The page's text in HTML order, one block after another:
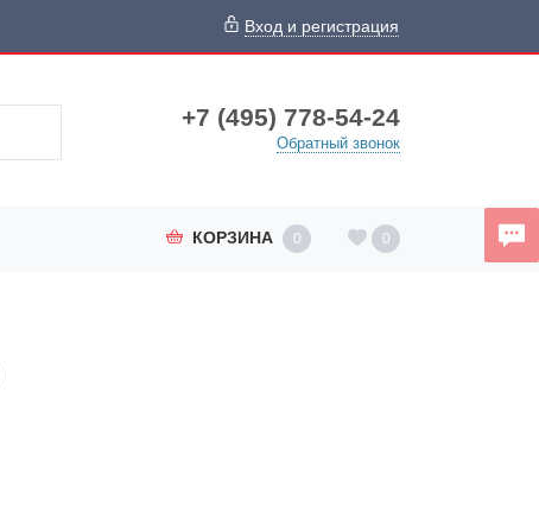
Вход и регистрация
+7 (495) 778-54-24
Обратный звонок
КОРЗИНА 0 0